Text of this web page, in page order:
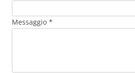
Messaggio *